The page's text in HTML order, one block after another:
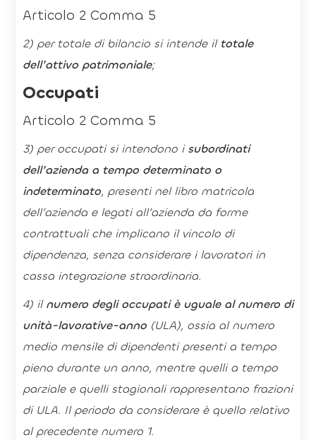
Articolo 2 Comma 5
2) per totale di bilancio si intende il totale
dell’attivo patrimoniale;
Occupati
Articolo 2 Comma 5
3) per occupati si intendono isubordinati
dell’azienda a tempo determinato o
indeterminato, presenti nel libro matricola
dell’azienda e legati all’azienda da forme
contrattuali che implicano il vincolo di
dipendenza, senza considerare i lavoratori in
cassa integrazione straordinaria.
4) ilnumero degli occupati è uguale al numero di
unità-lavorative-anno (ULA), ossia al numero
medio mensile di dipendenti presenti a tempo
pieno durante un anno, mentre quelli a tempo
parziale e quelli stagionali rappresentano frazioni
di ULA. Il periodo da considerare è quello relativo
al precedente numero 1.